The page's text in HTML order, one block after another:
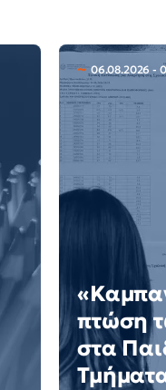
06.08.2026 -
πτώση
στα